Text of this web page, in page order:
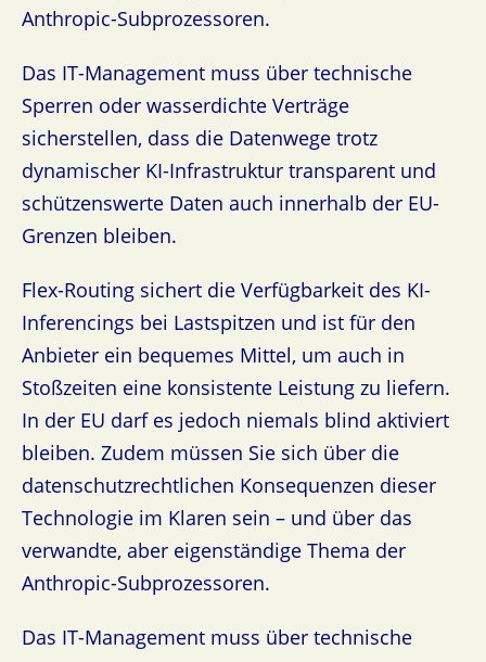
Anthropic-Subprozessoren.
Das IT-Management muss über technische
Sperren oder wasserdichte Verträge
sicherstellen, dass die Datenwege trotz
dynamischer KI-Infrastruktur transparent und
schützenswerte Daten auch innerhalb der EU-
Grenzen bleiben.
Flex-Routing sichert die Verfügbarkeit des KI-
Inferencings bei Lastspitzen und ist für den
Anbieter ein bequemes Mittel, um auch in
Stoßzeiten eine konsistente Leistung zu liefern.
In der EU darf es jedoch niemals blind aktiviert
bleiben. Zudem müssen Sie sich über die
datenschutzrechtlichen Konsequenzen dieser
Technologie im Klaren sein – und über das
verwandte, aber eigenständige Thema der
Anthropic-Subprozessoren.
Das IT-Management muss über technische